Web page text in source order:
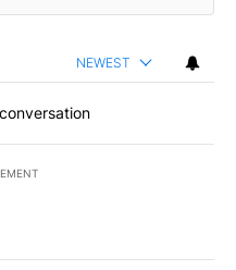
NEWEST